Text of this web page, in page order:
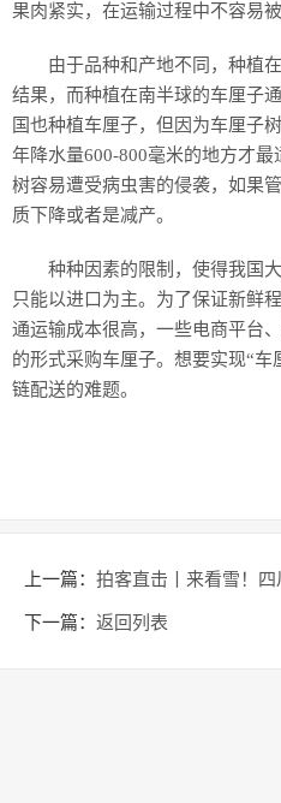
果肉紧实，在运输过程中不容易被
由于品种和产地不同，种植
结果，而种植在南半球的车厘子
国也种植车厘子，但因为车厘子
年降水量600-800毫米的地方才
树容易遭受病虫害的侵袭，如果
质下降或者是减产。
种种因素的限制，使得我国
只能以进口为主。为了保证新鲜
通运输成本很高，一些电商平台
的形式采购车厘子。想要实现“
链配送的难题。
上一篇： 拍客直击丨来看雪！
下一篇： 返回列表